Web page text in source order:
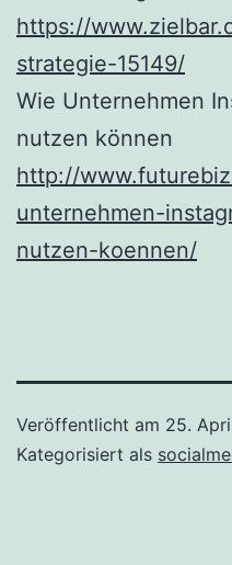
https://
strategie-15149/
Wie Unternehmen
nutzen können
http://
unternehmen-
nutzen-koennen/
Veröffentlicht am 25.
Kategorisiert als